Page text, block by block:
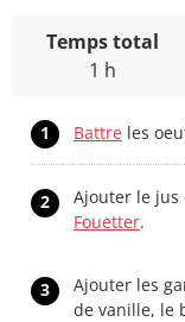
Temps total
1 h
1 Battre les
2
Ajouter le jus
Fouetter.
3
Ajouter les
de vanille, le